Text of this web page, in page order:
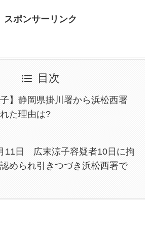
スポンサーリンク
目次
子】静岡県掛川署から浜松西署
た理由は?
日 広末涼子容疑者10日に拘
められ引きつづき浜松西署で